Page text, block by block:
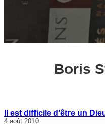
Boris
Il est difficile d’être un
4 août 2010